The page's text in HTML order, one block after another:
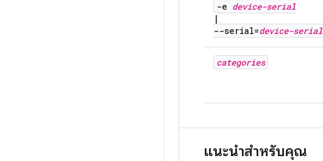
-e device-serial
|
--serial=device-serial
categories
แนะนำสำหรับคุณ